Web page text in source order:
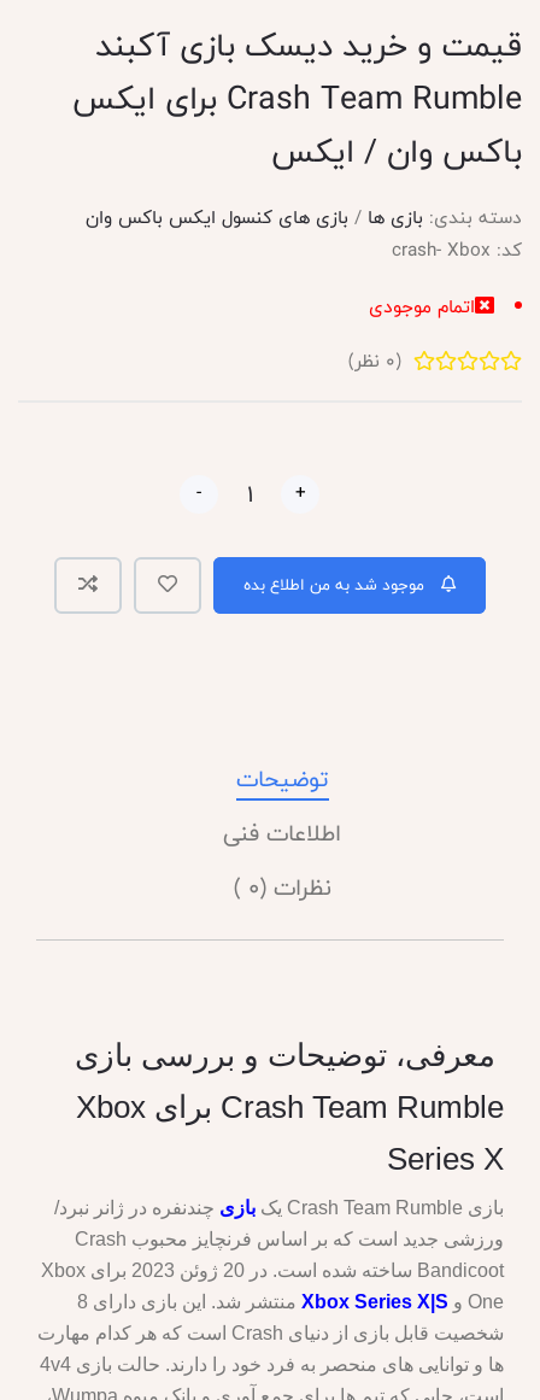
قیمت و خرید دیسک بازی آکبند
Crash Team Rumble برای ایکس
باکس وان / ایکس
دسته بندی: بازی ها / بازی های کنسول ایکس باکس وان
کد: crash- Xbox
اتمام موجودی
(
0 نظر)
- +
موجود شد به من اطلاع بده
توضیحات
اطلاعات فنی
نظرات (0 )
معرفی، توضیحات و بررسی بازی
Crash Team Rumble برای Xbox
Series X
بازی Crash Team Rumble یک بازی چندنفره در ژانر نبرد/
ورزشی جدید است که بر اساس فرنچایز محبوب Crash
Bandicoot ساخته شده است. در 20 ژوئن 2023 برای Xbox
One و
Xbox Series X|S
منتشر شد. این بازی دارای 8
شخصیت قابل بازی از دنیای Crash است که هر کدام مهارت
ها و توانایی های منحصر به فرد خود را دارند. حالت بازی 4v4
است، جایی که تیم ها برای جمع آوری و بانک میوه Wumpa،